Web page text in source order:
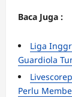
Baca Juga :
Liga
Guardiola
Perlu